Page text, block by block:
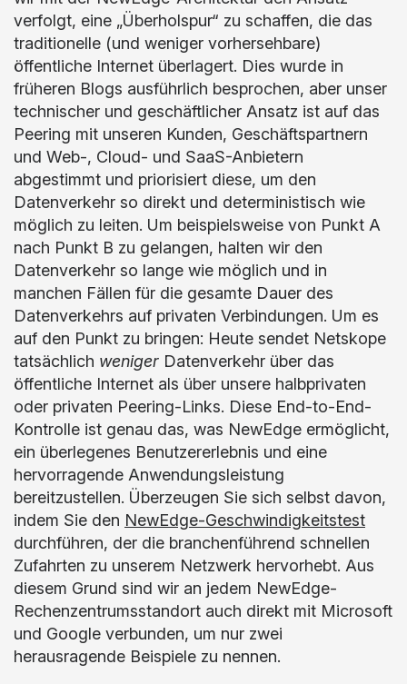
verfolgt, eine „Überholspur“ zu schaffen, die das
traditionelle (und weniger vorhersehbare)
öffentliche Internet überlagert. Dies wurde in
früheren Blogs ausführlich besprochen, aber unser
technischer und geschäftlicher Ansatz ist auf das
Peering mit unseren Kunden, Geschäftspartnern
und Web-, Cloud- und SaaS-Anbietern
abgestimmt und priorisiert diese, um den
Datenverkehr so direkt und deterministisch wie
möglich zu leiten. Um beispielsweise von Punkt A
nach Punkt B zu gelangen, halten wir den
Datenverkehr so lange wie möglich und in
manchen Fällen für die gesamte Dauer des
Datenverkehrs auf privaten Verbindungen. Um es
auf den Punkt zu bringen: Heute sendet Netskope
tatsächlich weniger Datenverkehr über das
öffentliche Internet als über unsere halbprivaten
oder privaten Peering-Links. Diese End-to-End-
Kontrolle ist genau das, was NewEdge ermöglicht,
ein überlegenes Benutzererlebnis und eine
hervorragende Anwendungsleistung
bereitzustellen. Überzeugen Sie sich selbst davon,
indem Sie den NewEdge-Geschwindigkeitstest
durchführen, der die branchenführend schnellen
Zufahrten zu unserem Netzwerk hervorhebt. Aus
diesem Grund sind wir an jedem NewEdge-
Rechenzentrumsstandort auch direkt mit Microsoft
und Google verbunden, um nur zwei
herausragende Beispiele zu nennen.